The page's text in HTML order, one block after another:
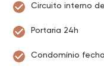
Circuito interno
Portaria 24h
Condomínio